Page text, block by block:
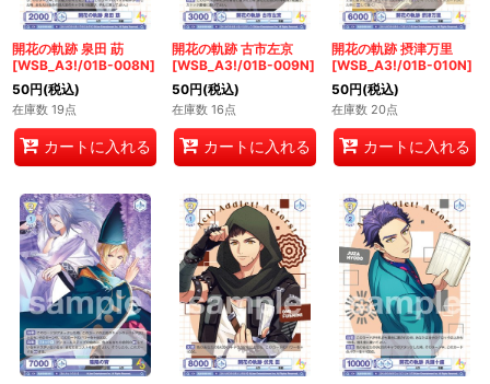
開花の軌跡 泉田 莇
[WSB_A3!/01B-008N]
50円(税込)
在庫数 19点
カートに入れる
開花の軌跡 古市左京
[WSB_A3!/01B-009N]
50円(税込)
在庫数 16点
カートに入れる
開花の軌跡 摂津万里
[WSB_A3!/01B-010N]
50円(税込)
在庫数 20点
カートに入れる